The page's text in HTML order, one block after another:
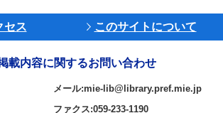
セス このサイトについて
載内容に関するお問い合わせ
メール:mie-lib@library.pref.mie.jp
ファクス:059-233-1190